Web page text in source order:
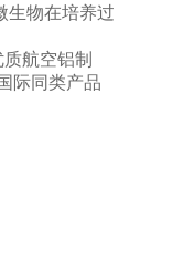
物在培养过
航空铝制
际同类产品